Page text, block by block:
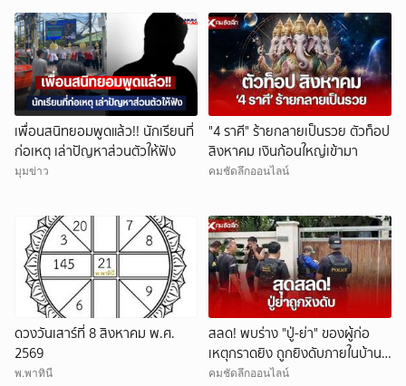
เพื่อนสนิทยอมพูดแล้ว!! นักเรียนที่
ก่อเหตุ เล่าปัญหาส่วนตัวให้ฟัง
มุมข่าว
"4 ราศี" ร้ายกลายเป็นรวย ตัวท็อป
สิงหาคม เงินก้อนใหญ่เข้ามา
คมชัดลึกออนไลน์
ดวงวันเสาร์ที่ 8 สิงหาคม พ.ศ.
2569
พ.พาทินี
สลด! พบร่าง "ปู่-ย่า" ของผู้ก่อ
เหตุกราดยิง ถูกยิงดับภายในบ้าน
พัก
คมชัดลึกออนไลน์